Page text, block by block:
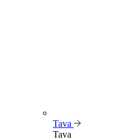
Tava
Tava